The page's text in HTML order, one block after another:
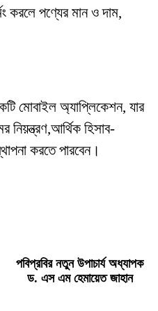
করলে পণ্যের মান ও দাম,
মোবাইল অ্যাপ্লিকেশন, যার
নিয়ন্ত্রণ,আর্থিক হিসাব-
করতে পারবেন।
পবিপ্রবির নতুন উপাচার্য অধ্যাপক
ড. এস এম হেমায়েত জাহান